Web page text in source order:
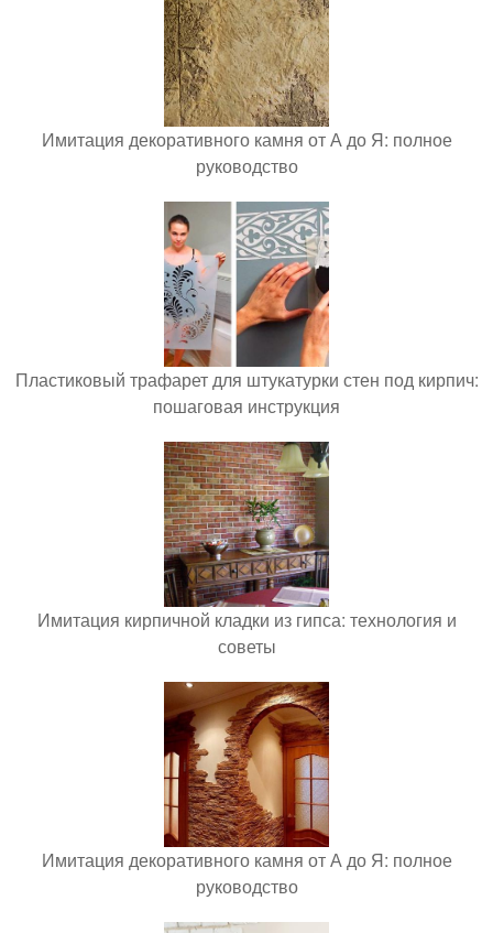
Имитация декоративного камня от А до Я: полное
руководство
Пластиковый трафарет для штукатурки стен под кирпич:
пошаговая инструкция
Имитация кирпичной кладки из гипса: технология и
советы
Имитация декоративного камня от А до Я: полное
руководство